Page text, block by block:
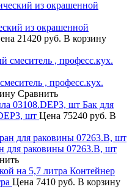
из окрашенной
21420 руб. В корзину
, професс.кух.
Сравнить
Бак для
шт Цена 75240 руб. В
для раковины 07263.B, шт
Контейнер
Цена 7410 руб. В корзину